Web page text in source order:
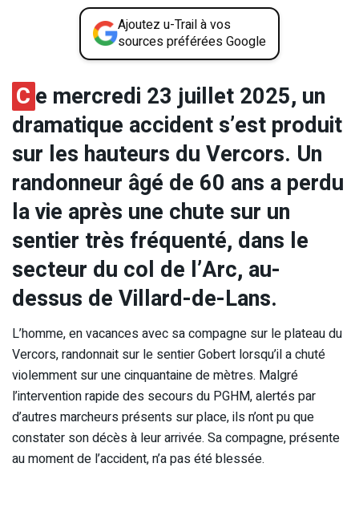
Ajoutez u-Trail à vos
sources préférées Google
C e mercredi 23 juillet 2025, un
dramatique accident s’est produit
sur les hauteurs du Vercors. Un
randonneur âgé de 60 ans a perdu
la vie après une chute sur un
sentier très fréquenté, dans le
secteur du col de l’Arc, au-
dessus de Villard-de-Lans.
L’homme, en vacances avec sa compagne sur le plateau du
Vercors, randonnait sur le sentier Gobert lorsqu’il a chuté
violemment sur une cinquantaine de mètres. Malgré
l’intervention rapide des secours du PGHM, alertés par
d’autres marcheurs présents sur place, ils n’ont pu que
constater son décès à leur arrivée. Sa compagne, présente
au moment de l’accident, n’a pas été blessée.